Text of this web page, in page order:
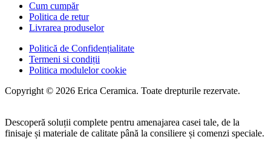
Cum cumpăr
Politica de retur
Livrarea produselor
Politică de Confidențialitate
Termeni si condiții
Politica modulelor cookie
Copyright © 2026 Erica Ceramica. Toate drepturile rezervate.
Descoperă soluții complete pentru amenajarea casei tale, de la
finisaje și materiale de calitate până la consiliere și comenzi speciale.